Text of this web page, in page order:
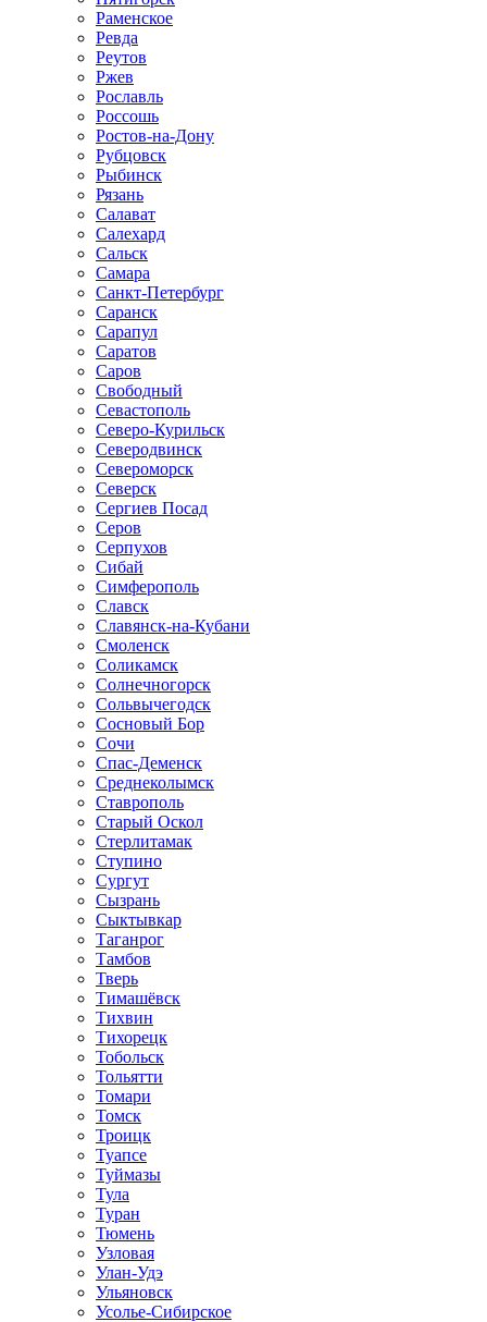
Раменское
Ревда
Реутов
Ржев
Рославль
Россошь
Ростов-на-Дону
Рубцовск
Рыбинск
Рязань
Салават
Салехард
Сальск
Самара
Санкт-Петербург
Саранск
Сарапул
Саратов
Саров
Свободный
Севастополь
Северо-Курильск
Северодвинск
Североморск
Северск
Сергиев Посад
Серов
Серпухов
Сибай
Симферополь
Славск
Славянск-на-Кубани
Смоленск
Соликамск
Солнечногорск
Сольвычегодск
Сосновый Бор
Сочи
Спас-Деменск
Среднеколымск
Ставрополь
Старый Оскол
Стерлитамак
Ступино
Сургут
Сызрань
Сыктывкар
Таганрог
Тамбов
Тверь
Тимашёвск
Тихвин
Тихорецк
Тобольск
Тольятти
Томари
Томск
Троицк
Туапсе
Туймазы
Тула
Туран
Тюмень
Узловая
Улан-Удэ
Ульяновск
Усолье-Сибирское